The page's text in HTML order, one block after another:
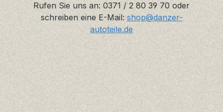
Rufen Sie uns an: 0371 / 2 80 39 70 oder
schreiben eine E-Mail: shop@danzer-
autoteile.de